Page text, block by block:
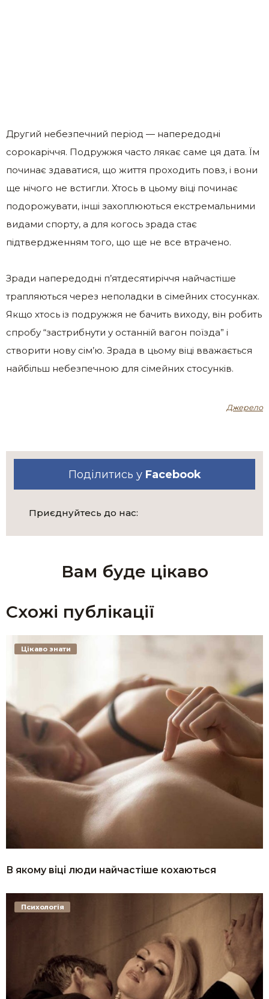
Другий небезпечний період — напередодні
сорокаріччя. Подружжя часто лякає саме ця дата. Їм
починає здаватися, що життя проходить повз, і вони
ще нічого не встигли. Хтось в цьому віці починає
подорожувати, інші захоплюються екстремальними
видами спорту, а для когось зрада стає
підтвердженням того, що ще не все втрачено.
Зради напередодні п’ятдесятиріччя найчастіше
трапляються через неполадки в сімейних стосунках.
Якщо хтось із подружжя не бачить виходу, він робить
спробу “застрибнути у останній вагон поїзда” і
створити нову сім’ю. Зрада в цьому віці вважається
найбільш небезпечною для сімейних стосунків.
Джерело
Поділитись у Facebook
Приєднуйтесь до нас:
Вам буде цікаво
Схожі публікації
В якому віці люди найчастіше кохаються
Цікаво знати
Психологія